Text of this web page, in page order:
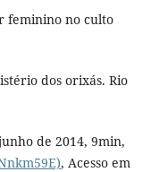
feminino no culto
dos orixás. Rio
de 2014, 9min,
, Acesso em